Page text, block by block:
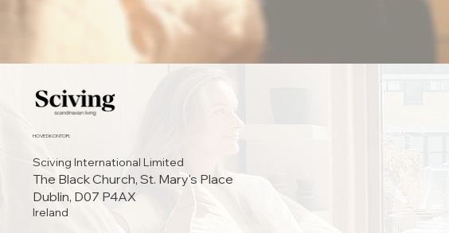
HOVEDKONTOR:
Sciving International Limited
The Black Church, St. Mary's Place
Dublin, D07 P4AX
Ireland